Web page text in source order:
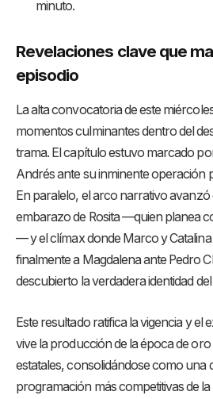
minuto.
Revelaciones clave que
episodio
La alta convocatoria de este
momentos culminantes dentro del
trama. El capítulo estuvo marcado
Andrés ante su inminente operación
En paralelo, el arco narrativo
embarazo de Rosita —quien planea
— y el clímax donde Marco y
finalmente a Magdalena ante Pedro
descubierto la verdadera identidad
Este resultado ratifica la vigencia y el
vive la producción de la época de oro
estatales, consolidándose como una
programación más competitivas de